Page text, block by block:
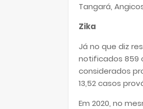
Tangará,
Zika
Já no que diz
notificados 859
considerados
13,52 casos
Em 2020, no